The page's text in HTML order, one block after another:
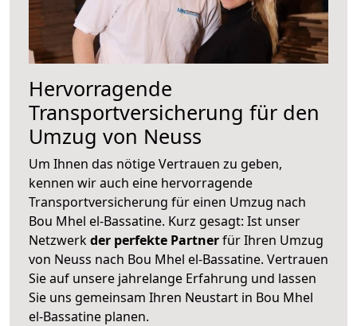
Hervorragende
Transportversicherung für den
Umzug von Neuss
Um Ihnen das nötige Vertrauen zu geben,
kennen wir auch eine hervorragende
Transportversicherung für einen Umzug nach
Bou Mhel el-Bassatine. Kurz gesagt: Ist unser
Netzwerkder perfekte Partnerfür Ihren Umzug
von Neuss nach Bou Mhel el-Bassatine. Vertrauen
Sie auf unsere jahrelange Erfahrung und lassen
Sie uns gemeinsam Ihren Neustart in Bou Mhel
el-Bassatine planen.